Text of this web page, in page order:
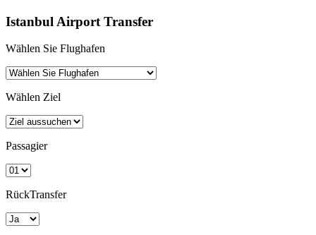
Istanbul Airport Transfer
Wählen Sie Flughafen
Wählen Ziel
Passagier
RückTransfer